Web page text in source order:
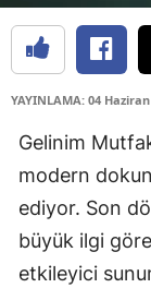
YAYINLAMA: 04
Gelinim
modern
ediyor. Son
büyük ilgi
etkileyici